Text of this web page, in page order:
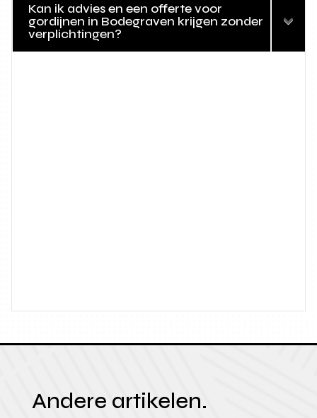
Kan ik advies en een offerte voor
gordijnen in Bodegraven krijgen zonder
verplichtingen?
Andere artikelen.